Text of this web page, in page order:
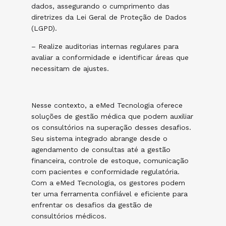
dados, assegurando o cumprimento das
diretrizes da Lei Geral de Proteção de Dados
(LGPD).
– Realize auditorias internas regulares para
avaliar a conformidade e identificar áreas que
necessitam de ajustes.
Nesse contexto, a eMed Tecnologia oferece
soluções de gestão médica que podem auxiliar
os consultórios na superação desses desafios.
Seu sistema integrado abrange desde o
agendamento de consultas até a gestão
financeira, controle de estoque, comunicação
com pacientes e conformidade regulatória.
Com a eMed Tecnologia, os gestores podem
ter uma ferramenta confiável e eficiente para
enfrentar os desafios da gestão de
consultórios médicos.